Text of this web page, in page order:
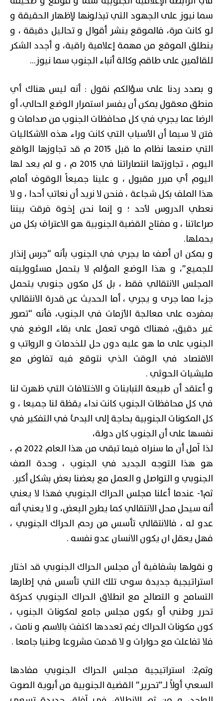
سما نيوز على الجهود التي تبذلونها لإظهار الحقيقة و
لو كانت مرة، فالموقع ينشر أقوال و تحاليل دقيقة ، و
ينطلق الموقع من مهمة إعلامية راقية، و أجدد الشكر
للقائمين على طاقم وكالة أنباء الجنوب سما نيوز…
و بصدد ردنا على سؤالكم نقول : أنه ليس هناك أي
منطق معقول يمكن أن يفسر استمرار الوضع الحالي، أو
الرضا عما يجري في كل محافظات الجنوب من صدامات و
فتن لا سيما أن الأسباب التي كانت وراء هذه الاشكاليات
التي صنعها نظام ما قبل 2015 م قد تجاوزها الواقع
اليوم ، تجاوزتها انتصاراتنا في 2015 م ، و لم يعد لها
اليوم أي مبرر مقبول ، و علينا جميعاً الوقوف أمام
هذا الملف بكل شجاعة ، فنحن لا نريد أن نعاتب أحدا ، و لا
نعطي الدروس لأحد ؛ و إنما نحن إخوة فرقت بيننا
صراعاتنا ، و مفتاح القضية الجنوبية هو الاعتراف بكل من
يحملها.
و يمكن ان أصف ما يجري في الجنوب بأنه “جرس إنذار
للجميع”، و هذا الوضع المؤلم لا يتحمل مسئووليته
المجلس الانتقالي فقط ، بل كل مكون جنوبي يتحمل
جزءا مما جرى و يجري ، أما الحديث عن قدرة الانتقالي
بمفرده على معالجة الأزمات في الجنوب، فأنه “تصور
غير دقيق، فهناك قوى تعمل على بقاء الوضع في
الجنوب على ما هو عليه دون حل للخدمات و الرواتب و
الاقتصاد في الوقت الذي نتوقع فيه تفاوض مع
مليشيات الحوثي .
و أعتقد أن طبيعة التباينات و الاختلافات التي ظهرت لنا
في كل محافظات الجنوب كانت نداء يقظة لنا جميعا ، و
كل المكونات الجنوبية بحاجة إلى البدئ في التفكير في
نفسها على أن الجنوب كان دولة،
لذا آمل أن ما سنراه فيما تبقى من هذا العام 2022 م ،
هو هذا التوجه الجديد في الجنوب ، وحدة الصف
الجنوبي و التواصل و العمل مع بعضنا بعض بشكل أكبر.
ثم1- عندما أعلنا مجلس الحراك الجنوبي فهذا لا يعني
أنه سيحل محل الانتقالي كما يطرح البعض، و لا يعني أنه
عدو له ، فالانتقالي تأسس من رحم الحراك الجنوبي ،
فهل يعقل ان يكون الانسان عدو نفسه .
و نقولها بشفافية أن مجلس الحراك الجنوبي قد اختار
استراتيجية جديدة سوى تلك التي تأسس في إطارها
التسامح و التصالح مع انطلاق الحراك الجنوبي كحركة
تحرر وطني أو يكون مجلس جامع لمكونات الجنوب ،
كون مكونات الحراك رغم تعددها اكتفت بالاسم و نامت ،
فلا تفاعلت مع حوارات و لا قدمت مشروعا وطنيا جامعا .
وثم2: استراتيجية مجلس الحراك الجنوبي مفادها
السعي أولاً لـ”تحرير” القضية الجنوبية من أبوية الصوت